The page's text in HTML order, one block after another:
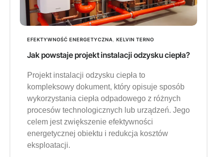
EFEKTYWNOŚĆ ENERGETYCZNA KELVIN TERNO
Jak powstaje projekt instalacji odzysku ciepła?
Projekt instalacji odzysku ciepła to
kompleksowy dokument, który opisuje sposób
wykorzystania ciepła odpadowego z różnych
procesów technologicznych lub urządzeń. Jego
celem jest zwiększenie efektywności
energetycznej obiektu i redukcja kosztów
eksploatacji.